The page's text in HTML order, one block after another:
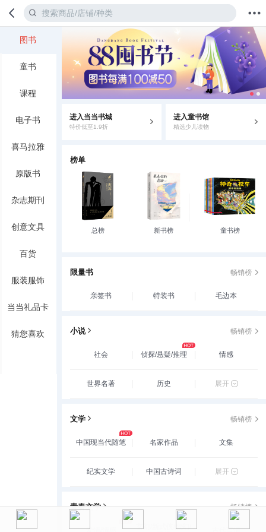
值得买 我的当当
图书
童书
课程
电子书
喜马拉雅
原版书
杂志期刊
创意文具
百货
服装服饰
当当礼品卡
猜您喜欢
进入当当书城
特价低至1.9折
进入童书馆
精选少儿读物
榜单
总榜 新书榜 童书榜
限量书 畅销榜
亲签书 特装书 毛边本
小说 畅销榜
社会 侦探/悬疑/推理 情感
世界名著 历史 展开
文学 畅销榜
中国现当代随笔 名家作品 文集
纪实文学 中国古诗词 展开
青春文学 畅销榜
玄幻/新武侠/魔幻/